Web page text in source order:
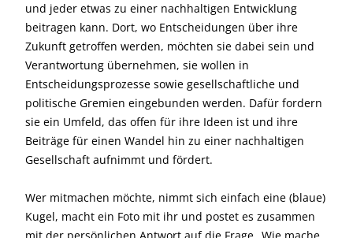
und jeder etwas zu einer nachhaltigen Entwicklung
beitragen kann. Dort, wo Entscheidungen über ihre
Zukunft getroffen werden, möchten sie dabei sein und
Verantwortung übernehmen, sie wollen in
Entscheidungsprozesse sowie gesellschaftliche und
politische Gremien eingebunden werden. Dafür fordern
sie ein Umfeld, das offen für ihre Ideen ist und ihre
Beiträge für einen Wandel hin zu einer nachhaltigen
Gesellschaft aufnimmt und fördert.
Wer mitmachen möchte, nimmt sich einfach eine (blaue)
Kugel, macht ein Foto mit ihr und postet es zusammen